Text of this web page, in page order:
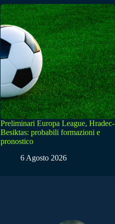
Preliminari Europa League, Hradec-
Besiktas: probabili formazioni e
pronostico
6 Agosto 2026